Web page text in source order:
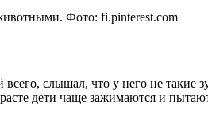
Фото: fi.pinterest.com
слышал, что у него не
дети чаще зажимаются и